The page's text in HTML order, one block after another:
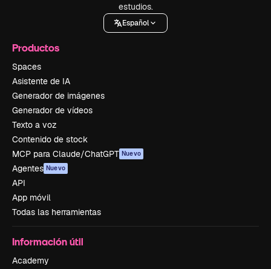
estudios.
Español
Productos
Spaces
Asistente de IA
Generador de imágenes
Generador de vídeos
Texto a voz
Contenido de stock
MCP para Claude/ChatGPT Nuevo
Agentes Nuevo
API
App móvil
Todas las herramientas
Información útil
Academy